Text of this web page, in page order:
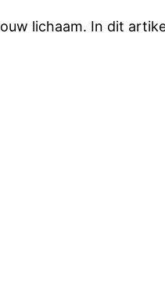
lichaam. In dit